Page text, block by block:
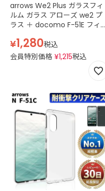
arrows We2 Plus ガラスフィ
ルム ガラス アローズ we2 プ
ラス ＋ docomo F-51E フィル
平面ガラスフィルム 2.5D フィ
ルム 透明 クリア
¥1,280税込
会員特別価格 ¥1,215税込